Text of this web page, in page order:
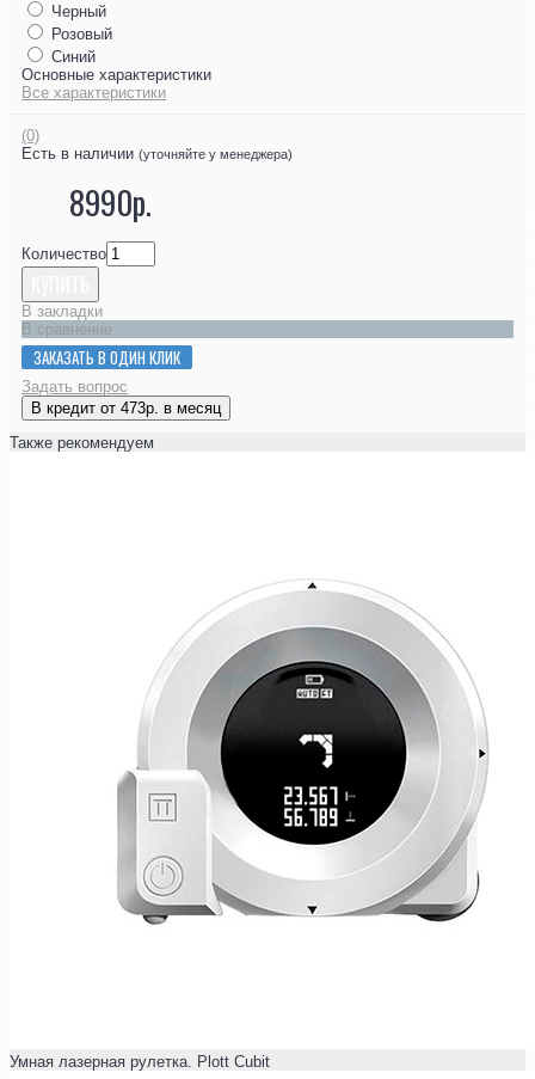
Черный
Розовый
Синий
Основные характеристики
Все характеристики
(0)
Есть в наличии (уточняйте у менеджера)
8990р.
Количество
В закладки
В сравнение
ЗАКАЗАТЬ В ОДИН КЛИК
Задать вопрос
В кредит от 473р. в месяц
Также рекомендуем
Умная лазерная рулетка. Plott Cubit